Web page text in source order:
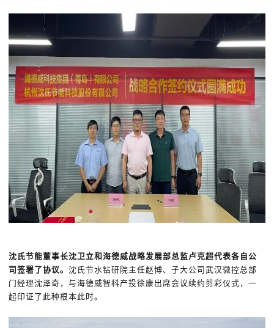
沈氏节能董事长沈卫立和海德威战略发展部总监卢克超代表各自公
司签署了协议。沈氏节水钻研院主任赵博、子大公司武汉微控总部
门经理沈泽奇，与海德威智科产投徐康出席会议续约剪彩仪式，一
起印证了此种根本此时。